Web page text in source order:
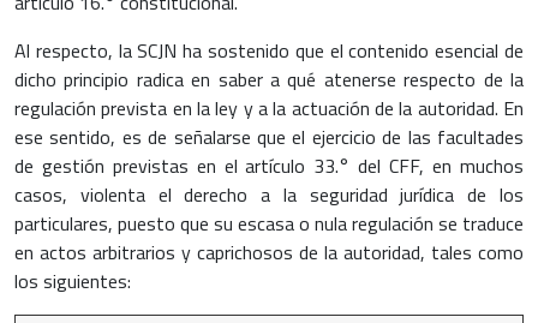
Al respecto, la SCJN ha sostenido que el contenido esencial de
dicho principio radica en saber a qué atenerse respecto de la
regulación prevista en la ley y a la actuación de la autoridad. En
ese sentido, es de señalarse que el ejercicio de las facultades
de gestión previstas en el artículo 33.° del CFF, en muchos
casos, violenta el derecho a la seguridad jurídica de los
particulares, puesto que su escasa o nula regulación se traduce
en actos arbitrarios y caprichosos de la autoridad, tales como
los siguientes: